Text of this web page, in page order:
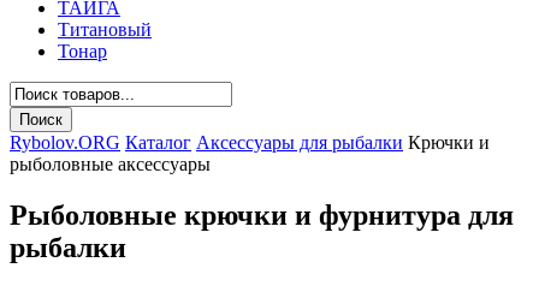
ТАЙГА
Титановый
Тонар
Rybolov.ORG Каталог Аксессуары для рыбалки Крючки и
рыболовные аксессуары
Рыболовные крючки и фурнитура для
рыбалки